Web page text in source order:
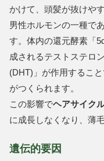
かけて、頭髪が抜けや
男性ホルモンの一種で
す。体内の還元酵素「
成されるテストステロ
(DHT)」が作用すること
がつくられます。
この影響でヘアサイク
に成長しなくなり、薄
遺伝的要因